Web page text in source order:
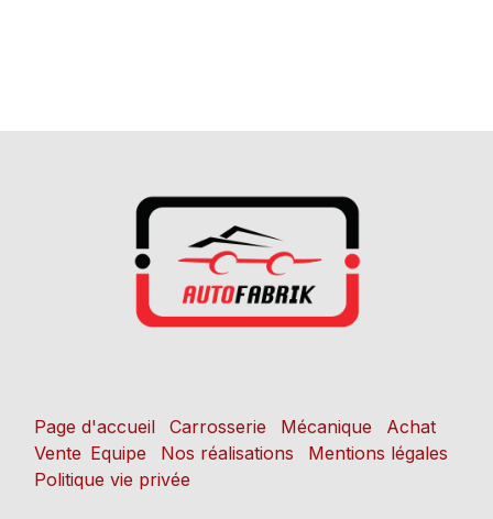
Page d'accueil Carrosserie Mécanique
Achat
Vente Equipe Nos réalisations
Mentions légales
Politique vie privée